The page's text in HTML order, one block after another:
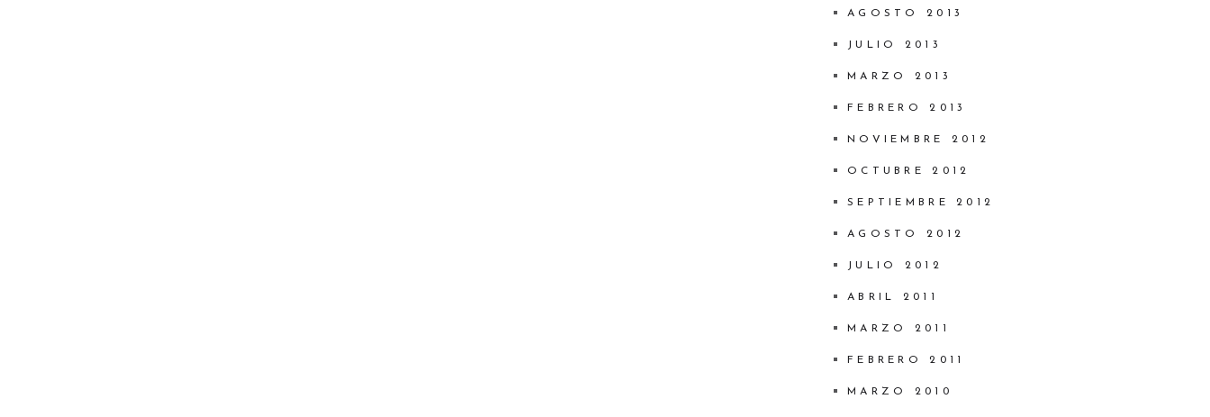
AGOSTO 2013
JULIO 2013
MARZO 2013
FEBRERO 2013
NOVIEMBRE 2012
OCTUBRE 2012
SEPTIEMBRE 2012
AGOSTO 2012
JULIO 2012
ABRIL 2011
MARZO 2011
FEBRERO 2011
MARZO 2010